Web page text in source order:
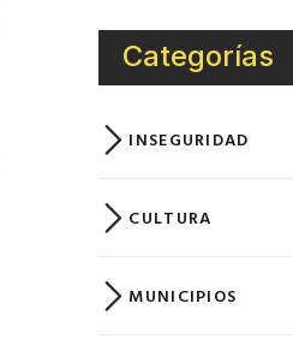
Categorías
INSEGURIDAD
CULTURA
MUNICIPIOS